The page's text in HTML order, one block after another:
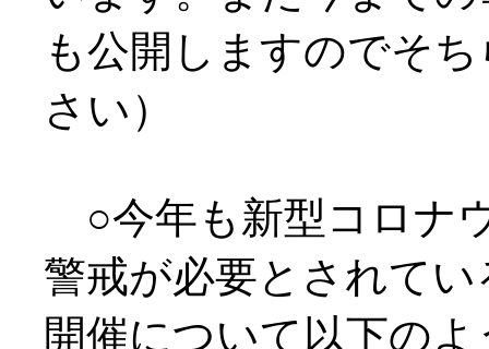
も公開しますのでそ
さい）
○今年も新型コロナ
警戒が必要とされて
開催について以下の